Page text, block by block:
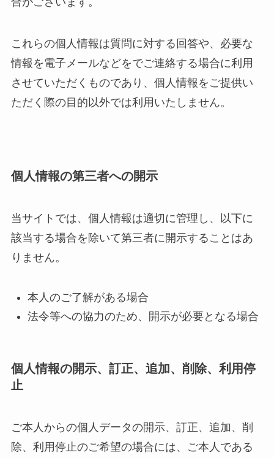
これらの個人情報は質問に対する回答や、必要な
情報を電子メールなどをでご連絡する場合に利用
させていただくものであり、個人情報をご提供い
ただく際の目的以外では利用いたしません。
個人情報の第三者への開示
当サイトでは、個人情報は適切に管理し、以下に
該当する場合を除いて第三者に開示することはあ
りません。
本人のご了解がある場合
法令等への協力のため、開示が必要となる場合
個人情報の開示、訂正、追加、削除、利用停
止
ご本人からの個人データの開示、訂正、追加、削
除、利用停止のご希望の場合には、ご本人である